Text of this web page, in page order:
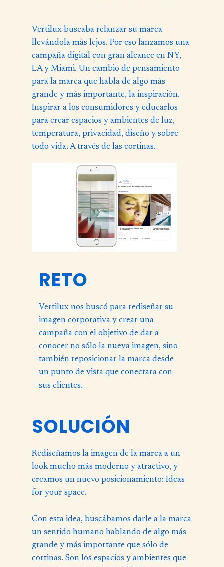
Vertilux buscaba relanzar su marca
llevándola más lejos. Por eso lanzamos una
campaña digital con gran alcance en NY,
LA y Miami. Un cambio de pensamiento
para la marca que habla de algo más
grande y más importante, la inspiración.
Inspirar a los consumidores y educarlos
para crear espacios y ambientes de luz,
temperatura, privacidad, diseño y sobre
todo vida. A través de las cortinas.
RETO
Vertilux nos buscó para rediseñar su
imagen corporativa y crear una
campaña con el objetivo de dar a
conocer no sólo la nueva imagen, sino
también reposicionar la marca desde
un punto de vista que conectara con
sus clientes.
SOLUCIÓN
Rediseñamos la imagen de la marca a un
look mucho más moderno y atractivo, y
creamos un nuevo posicionamiento: Ideas
for your space.
Con esta idea, buscábamos darle a la marca
un sentido humano hablando de algo más
grande y más importante que sólo de
cortinas. Son los espacios y ambientes que